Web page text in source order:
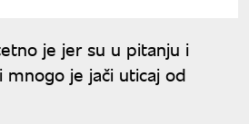
je jer su u pitanju i
je jači uticaj od